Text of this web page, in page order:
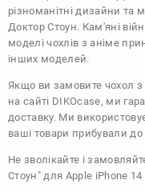
різноманітні дизайни та
Доктор Стоун. Кам'яні
моделі чохлів з аніме
інших моделей.
Якщо ви замовите чохол
на сайті DIKOcase, ми
доставку. Ми
ваші товари прибували до
Не зволікайте і
Стоун" для Apple iPhone